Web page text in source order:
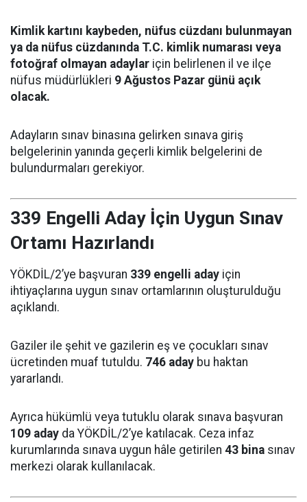
Kimlik kartını kaybeden, nüfus cüzdanı bulunmayan
ya da nüfus cüzdanında T.C. kimlik numarası veya
fotoğraf olmayan adaylar için belirlenen il ve ilçe
nüfus müdürlükleri 9 Ağustos Pazar günü açık
olacak.
Adayların sınav binasına gelirken sınava giriş
belgelerinin yanında geçerli kimlik belgelerini de
bulundurmaları gerekiyor.
339 Engelli Aday İçin Uygun Sınav
Ortamı Hazırlandı
YÖKDİL/2’ye başvuran 339 engelli aday için
ihtiyaçlarına uygun sınav ortamlarının oluşturulduğu
açıklandı.
Gaziler ile şehit ve gazilerin eş ve çocukları sınav
ücretinden muaf tutuldu. 746 aday bu haktan
yararlandı.
Ayrıca hükümlü veya tutuklu olarak sınava başvuran
109 aday da YÖKDİL/2’ye katılacak. Ceza infaz
kurumlarında sınava uygun hâle getirilen 43 bina sınav
merkezi olarak kullanılacak.